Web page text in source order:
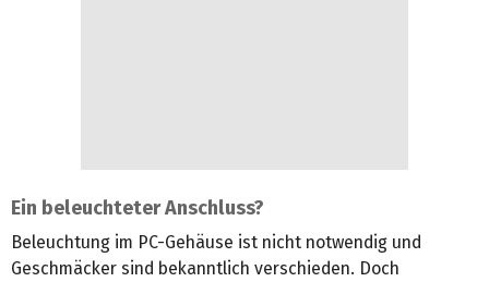
Ein beleuchteter Anschluss?
Beleuchtung im PC-Gehäuse ist nicht notwendig und
Geschmäcker sind bekanntlich verschieden. Doch